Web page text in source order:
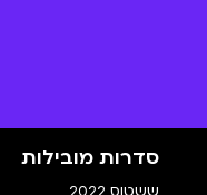
סדרות מובילות